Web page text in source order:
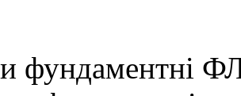
фундаментні ФЛ